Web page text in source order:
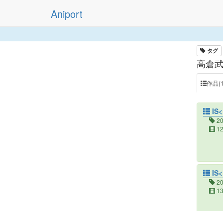
Aniport
タグ
高倉
作品
IS<
12
IS<
13